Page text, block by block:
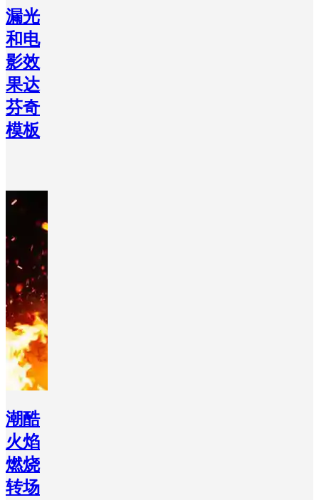
漏光
和电
影效
果达
芬奇
模板
潮酷
火焰
燃烧
转场